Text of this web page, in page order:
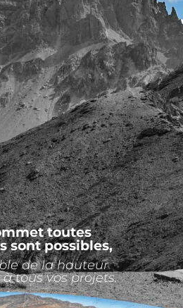
toutes
sont possibles,
de la hauteur
tous vos projets.